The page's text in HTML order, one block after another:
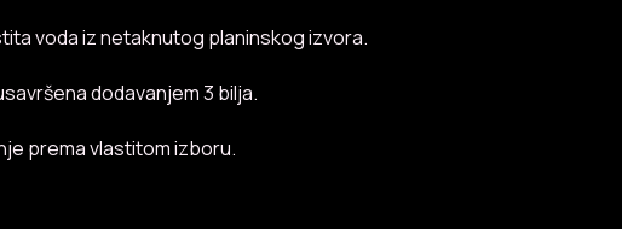
voda iz netaknutog planinskog izvora.
dodavanjem 3 bilja.
prema vlastitom izboru.